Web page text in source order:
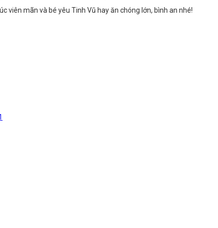
viên mãn và bé yêu Tinh Vũ hay ăn chóng lớn, bình an nhé!